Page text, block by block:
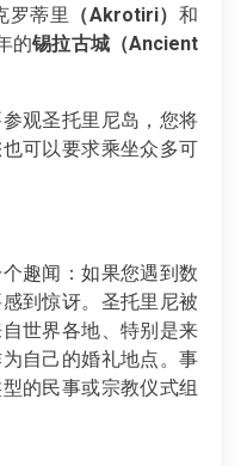
罗蒂里
（Akrotiri）和
的锡拉古城（Ancient
观圣托里尼岛，您将
可以要求乘坐众多可
趣闻：如果您遇到数
到惊讶。圣托里尼被
世界各地、特别是来
自己的婚礼地点。事
的民事或宗教仪式组